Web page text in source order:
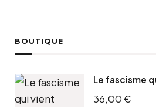
BOUTIQUE
Le fascisme
36,00€